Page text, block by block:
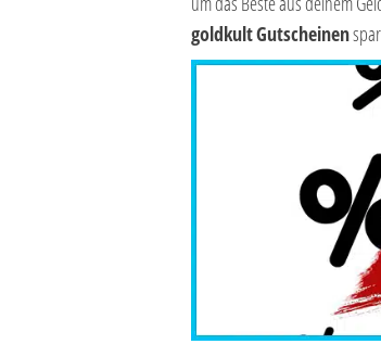
goldkultGutscheinen